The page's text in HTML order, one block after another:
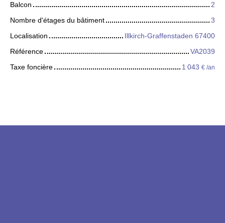
Balcon
2
Nombre d'étages du bâtiment
3
Localisation
Illkirch-Graffenstaden 67400
Référence
VA2039
Taxe foncière
1 043 € /an